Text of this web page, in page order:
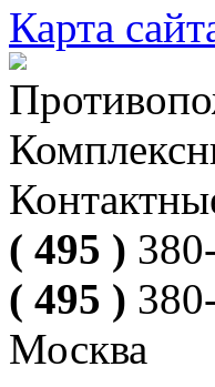
Карта
( 495 )
( 495 )
Москва